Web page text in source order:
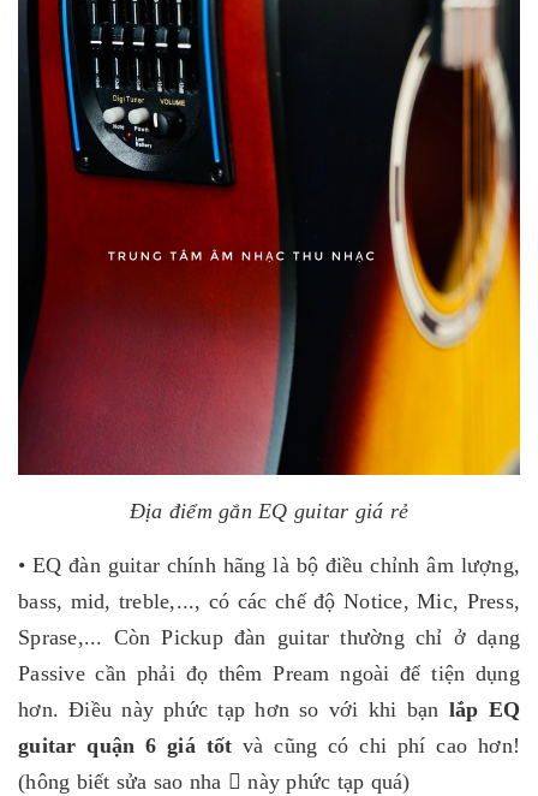
Địa điểm gắn EQ guitar giá rẻ
• EQ đàn guitar chính hãng là bộ điều chỉnh âm lượng,
bass, mid, treble,..., có các chế độ Notice, Mic, Press,
Sprase,... Còn Pickup đàn guitar thường chỉ ở dạng
Passive cần phải đọ thêm Pream ngoài để tiện dụng
hơn. Điều này phức tạp hơn so với khi bạn lắp EQ
guitar quận 6 giá tốt và cũng có chi phí cao hơn!
(hông biết sửa sao nha  này phức tạp quá)